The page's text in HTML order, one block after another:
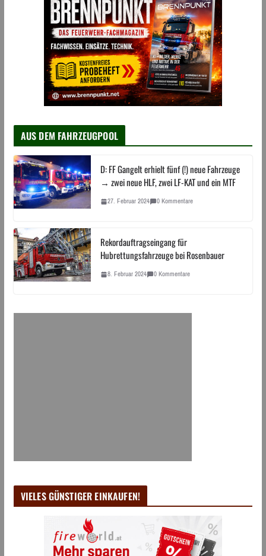
AUS DEM FAHRZEUGPOOL
D: FF Gangelt erhielt fünf (!) neue Fahrzeuge
→ zwei neue HLF, zwei LF-KAT und ein MTF
27. Februar 2024 0 Kommentare
Rekordauftragseingang für
Hubrettungsfahrzeuge bei Rosenbauer
8. Februar 2024 0 Kommentare
VIELES GÜNSTIGER EINKAUFEN!